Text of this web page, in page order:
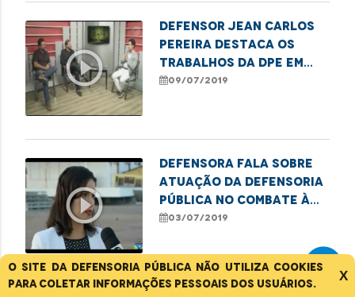
O site da Defensoria Pública não utiliza cookies
para coletar informações pessoais dos usuários.
X
play_circle_outline
Defensor Jean Carlos
Pereira destaca os
trabalhos da DPE em
prol dos direitos
09/07/2019
play_circle_outline
Defensora fala sobre
atuação da Defensoria
Pública no combate à
discriminação racial
03/07/2019